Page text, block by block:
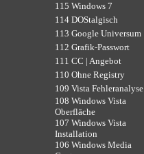
115 Windows 7
114 DOStalgisch
113 Google Universum
112 Grafik-Passwort
111 CC | Angebot
110 Ohne Registry
109 Vista Fehleranalyse
108 Windows Vista
Oberfläche
107 Windows Vista
Installation
106 Windows Media